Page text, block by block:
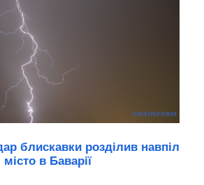
блискавки розділив навпіл
місто в Баварії